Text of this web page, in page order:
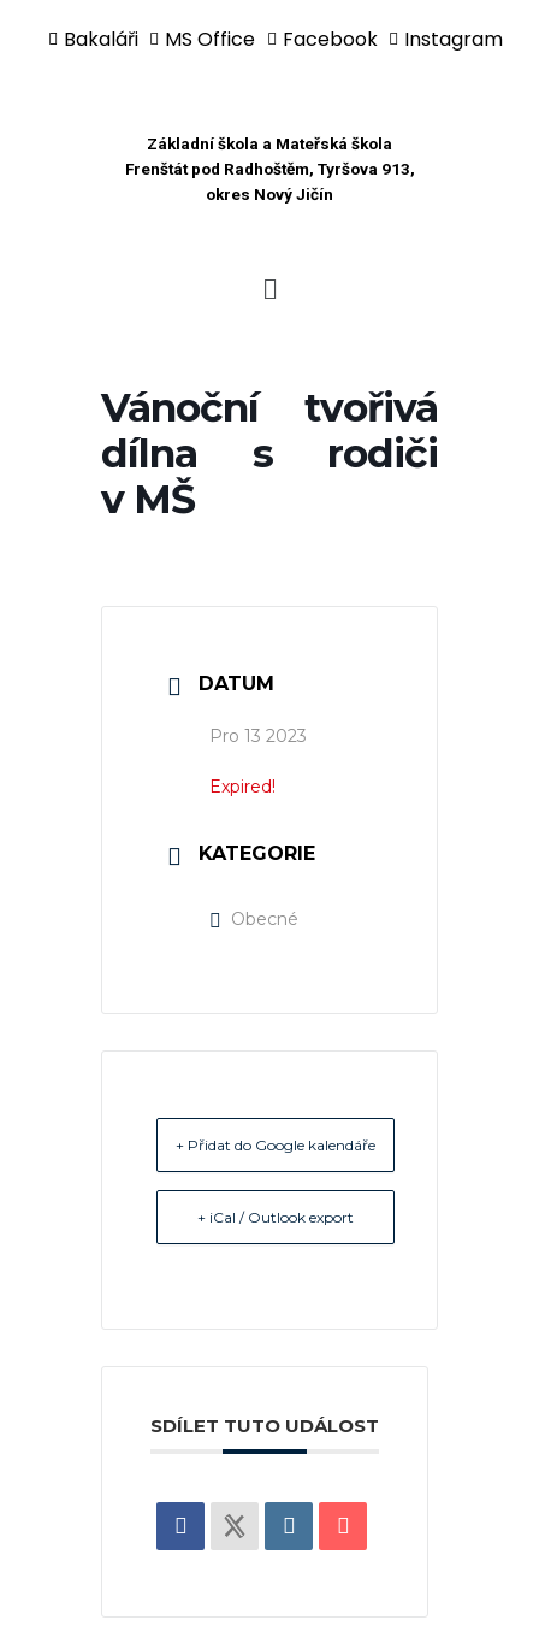
Bakaláři MS Office Facebook Instagram
Základní škola a Mateřská škola
Frenštát pod Radhoštěm, Tyršova 913,
okres Nový Jičín
Vánoční tvořivá
dílna s rodiči
v MŠ
DATUM
Pro 13 2023
Expired!
KATEGORIE
Obecné
+ Přidat do Google kalendáře
+ iCal / Outlook export
SDÍLET TUTO UDÁLOST